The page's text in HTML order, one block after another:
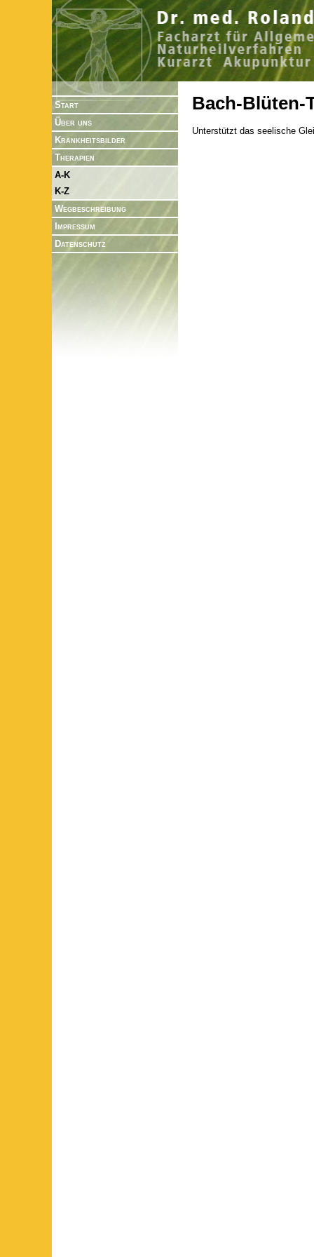
Start
Über uns
Krankheitsbilder
Therapien
A-K
K-Z
Wegbeschreibung
Impressum
Datenschutz
Bach-Blüten-
Unterstützt das seelische